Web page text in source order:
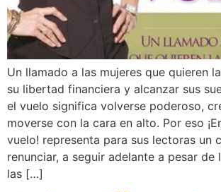
Un llamado a las mujeres que quieren
su libertad financiera y alcanzar sus
el vuelo significa volverse poderoso,
moverse con la cara en alto. Por eso
vuelo! representa para sus lectoras un
renunciar, a seguir adelante a pesar
las […]